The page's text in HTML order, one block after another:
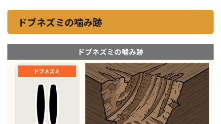
ドブネズミの噛み跡